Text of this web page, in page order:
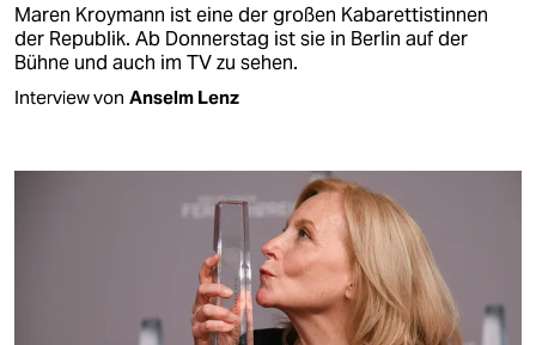
Maren Kroymann ist eine der großen Kabarettistinnen
der Republik. Ab Donnerstag ist sie in Berlin auf der
Bühne und auch im TV zu sehen.
Interview von Anselm Lenz